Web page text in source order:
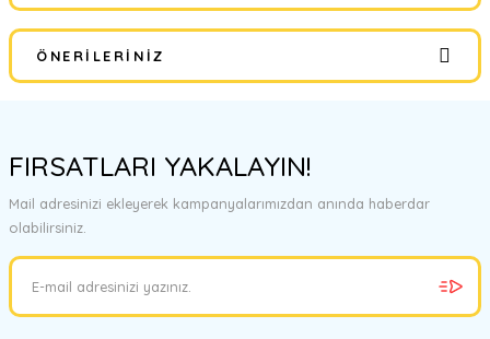
Bu ürüne ilk yorumu siz yapın!
Yorum Yaz
ÖNERILERINIZ
tarafımıza iletebilirsiniz.
Görüş ve önerileriniz için teşekkür ederiz.
Ürün resmi kalitesiz, bozuk veya görüntülenemiyor.
Ürün bilgilerinde hatalar bulunuyor.
FIRSATLARI YAKALAYIN!
Mail adresinizi ekleyerek kampanyalarımızdan anında haberdar
olabilirsiniz.